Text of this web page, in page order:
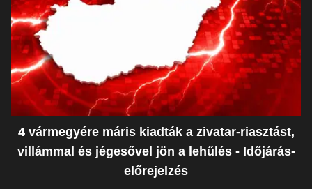
4 vármegyére máris kiadták a zivatar-riasztást,
villámmal és jégesővel jön a lehűlés - Időjárás-
előrejelzés